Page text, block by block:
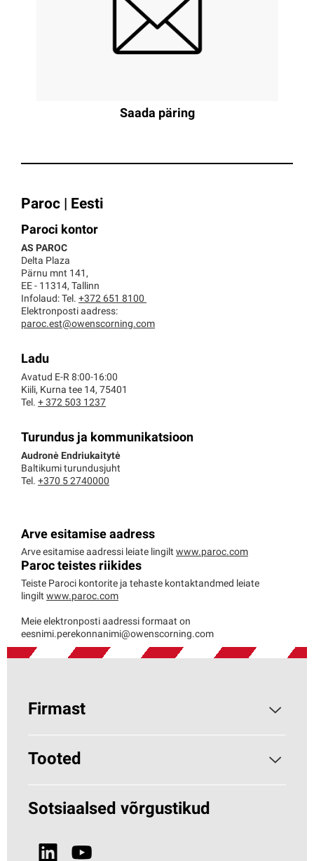
Saada päring
Paroc | Eesti
Paroci kontor
AS PAROC
Delta Plaza
Pärnu mnt 141,
EE - 11314, Tallinn
Infolaud: Tel. +372 651 8100
Elektronposti aadress:
paroc.est@owenscorning.com
Ladu
Avatud E-R 8:00-16:00
Kiili, Kurna tee 14, 75401
Tel. + 372 503 1237
Turundus ja kommunikatsioon
Audronė Endriukaitytė
Baltikumi turundusjuht
Tel. +370 5 2740000
Arve esitamise aadress
Arve esitamise aadressi leiate lingilt www.paroc.com
Paroc teistes riikides
Teiste Paroci kontorite ja tehaste kontaktandmed leiate
lingilt www.paroc.com
Meie elektronposti aadressi formaat on
eesnimi.perekonnanimi@owenscorning.com
Firmast
Parocist
Miks kivivill?
Jätkusuutlikkus
Uudised ja meedia
Tooted
Hoonete soojustamine
Sotsiaalsed võrgustikud